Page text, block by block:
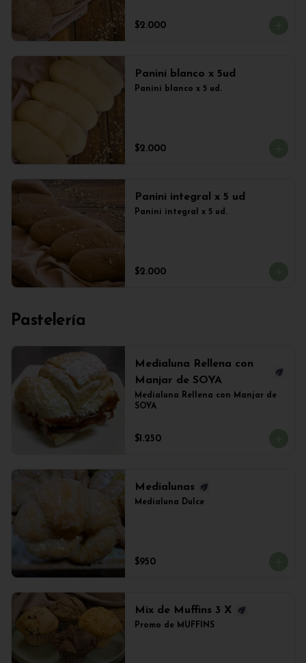
$2.000
Panini blanco x 5ud
Panini blanco x 5 ud.
$2.000
Panini integral x 5 ud
Panini integral x 5 ud.
$2.000
Pastelería
Medialuna Rellena con
Manjar de SOYA
Medialuna Rellena con Manjar de
SOYA
$1.250
Medialunas
Medialuna Dulce
$950
Mix de Muffins 3 X
Promo de MUFFINS